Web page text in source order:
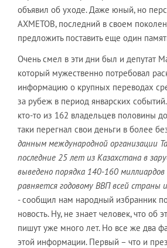
объявил об уходе. Даже юный, но
АХМЕТОВ, последний в своем
предложить поставить еще один
Очень смел в эти дни был и депутат
который мужественно потребовал
информацию о крупных переводах
за рубеж в период январских
кто-то из 162 владельцев половины
таки перегнал свои деньги в более
данным международной организации
последние 25 лет из Казахстана в
выведено порядка 140-160 миллиардов
равняется годовому ВВП всей страны
- сообщил нам народный избранник
новость. Ну, не знает человек, что об
пишут уже много лет. Но все же два
этой информации. Первый – что и